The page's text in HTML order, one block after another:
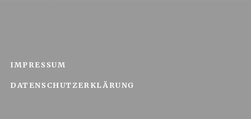
IMPRESSUM
DATENSCHUTZERKLÄRUNG